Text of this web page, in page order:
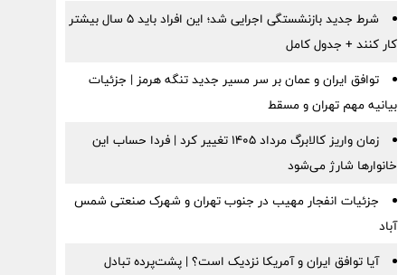
شرط جدید بازنشستگی اجرایی شد؛ این افراد باید ۵ سال بیشتر
کار کنند + جدول کامل
توافق ایران و عمان بر سر مسیر جدید تنگه هرمز | جزئیات
بیانیه مهم تهران و مسقط
زمان واریز کالابرگ مرداد ۱۴۰۵ تغییر کرد | فردا حساب این
خانوارها شارژ می‌شود
جزئیات انفجار مهیب در جنوب تهران و شهرک صنعتی شمس
آباد
آیا توافق ایران و آمریکا نزدیک است؟ | پشت‌پرده تبادل